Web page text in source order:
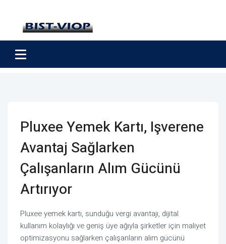
Pluxee Yemek Kartı, Işverene
Avantaj Sağlarken
Çalışanların Alım Gücünü
Artırıyor
Pluxee yemek kartı, sunduğu vergi avantajı, dijital
kullanım kolaylığı ve geniş üye ağıyla şirketler için maliyet
optimizasyonu sağlarken çalışanların alım gücünü